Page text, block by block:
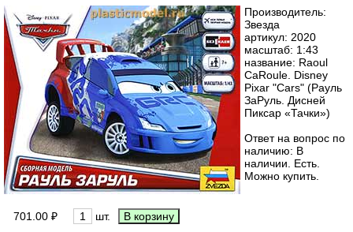
Производитель:
Звезда
артикул: 2020
масштаб: 1:43
название: Raoul
CaRoule. Disney
Pixar "Cars" (Рауль
ЗаРуль. Дисней
Пиксар «Тачки»)
Ответ на вопрос по
наличию: В
наличии. Есть.
Можно купить.
701.00 ₽
шт.